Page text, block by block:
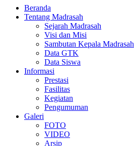
Beranda
Tentang Madrasah
Sejarah Madrasah
Visi dan Misi
Sambutan Kepala Madrasah
Data GTK
Data Siswa
Informasi
Prestasi
Fasilitas
Kegiatan
Pengumuman
Galeri
FOTO
VIDEO
Arsip